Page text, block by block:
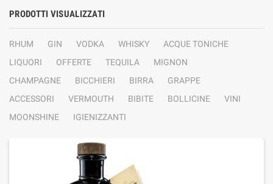
PRODOTTI VISUALIZZATI
RHUM GIN VODKA WHISKY
ACQUE TONICHE
LIQUORI
OFFERTE TEQUILA
MIGNON
CHAMPAGNE
BICCHIERI BIRRA
GRAPPE
ACCESSORI
VERMOUTH BIBITE BOLLICINE
VINI
MOONSHINE
IGIENIZZANTI